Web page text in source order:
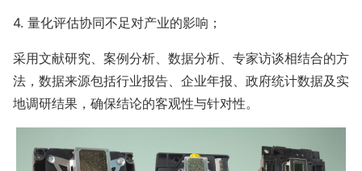
4. 量化评估协同不足对产业的影响；
采用文献研究、案例分析、数据分析、专家访谈相结合的方
法，数据来源包括行业报告、企业年报、政府统计数据及实
地调研结果，确保结论的客观性与针对性。